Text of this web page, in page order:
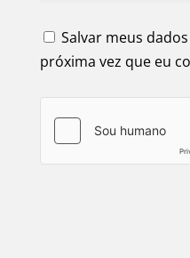
Salvar meus
próxima vez que eu